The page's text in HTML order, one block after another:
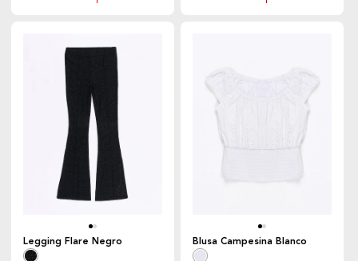
Legging Flare Negro Blusa Campesina Blanco